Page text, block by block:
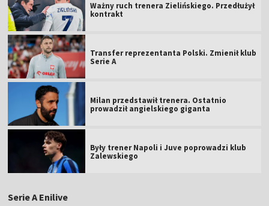
Ważny ruch trenera Zielińskiego. Przedłużył
kontrakt
Transfer reprezentanta Polski. Zmienił klub
Serie A
Milan przedstawił trenera. Ostatnio
prowadził angielskiego giganta
Były trener Napoli i Juve poprowadzi klub
Zalewskiego
Serie A Enilive